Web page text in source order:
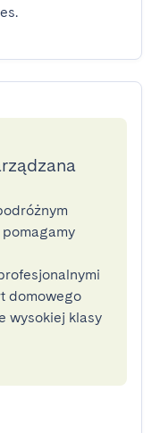
domowego
wysokiej klasy